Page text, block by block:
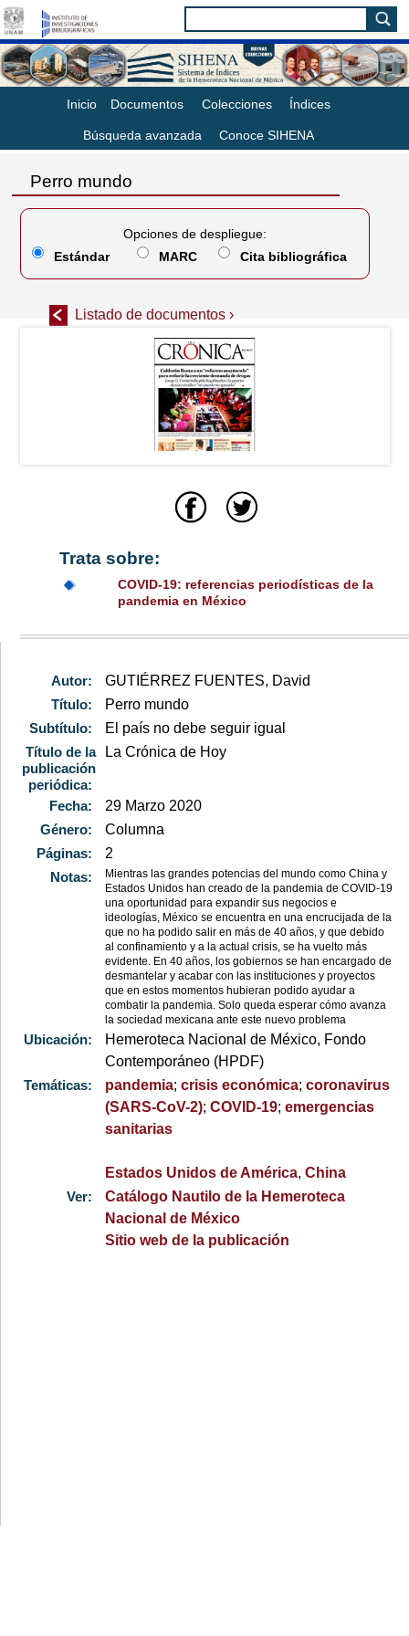
Inicio Documentos Colecciones Índices
Búsqueda avanzada Conoce SIHENA
Perro mundo
Listado de documentos ›
Opciones de despliegue:
Estándar
MARC Cita bibliográfica
Trata sobre:
COVID-19: referencias periodísticas de la
pandemia en México
Autor:
GUTIÉRREZ FUENTES, David
Título:
Perro mundo
Subtítulo:
El país no debe seguir igual
Título de la
publicación
periódica:
La Crónica de Hoy
Fecha:
29 Marzo 2020
Género:
Columna
Páginas:
2
Notas:
Mientras las grandes potencias del mundo como China y
Estados Unidos han creado de la pandemia de COVID-19
una oportunidad para expandir sus negocios e
ideologías, México se encuentra en una encrucijada de la
que no ha podido salir en más de 40 años, y que debido
al confinamiento y a la actual crisis, se ha vuelto más
evidente. En 40 años, los gobiernos se han encargado de
desmantelar y acabar con las instituciones y proyectos
que en estos momentos hubieran podido ayudar a
combatir la pandemia. Solo queda esperar cómo avanza
la sociedad mexicana ante este nuevo problema
Ubicación:
Hemeroteca Nacional de México, Fondo
Contemporáneo (HPDF)
Temáticas:
pandemia;crisis económica;coronavirus
(SARS-CoV-2);COVID-19;emergencias
sanitarias
Estados Unidos de América,China
Ver:
Catálogo Nautilo de la Hemeroteca
Nacional de México
Sitio web de la publicación